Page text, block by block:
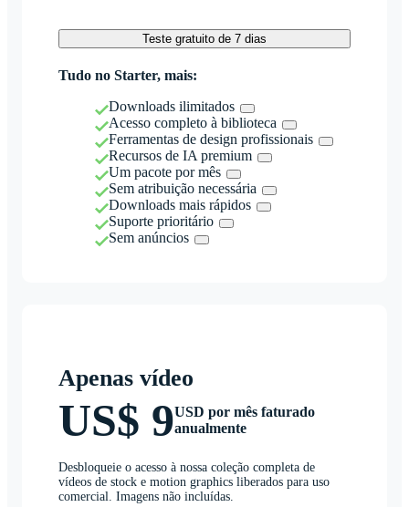
Teste gratuito de 7 dias
Tudo no Starter, mais:
Downloads ilimitados
Acesso completo à biblioteca
Ferramentas de design profissionais
Recursos de IA premium
Um pacote por mês
Sem atribuição necessária
Downloads mais rápidos
Suporte prioritário
Sem anúncios
Apenas vídeo
US$ 9USD por mês faturado
anualmente
Desbloqueie o acesso à nossa coleção completa de
vídeos de stock e motion graphics liberados para uso
comercial. Imagens não incluídas.